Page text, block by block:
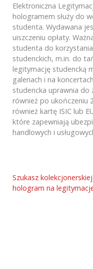
Elektroniczna
hologramem służy do
studenta. Wydawana
uiszczeniu opłaty.
studenta do
studenckich, m.in. do
legitymację studencką
galeriach i na
studencka uprawnia do
również po ukończeniu
również kartę ISIC lub
które zapewniają
handlowych i
Szukasz
hologram na